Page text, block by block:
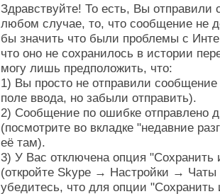
Здравствуйте! То есть, Вы отправили
любом случае, то, что сообщение не
бы значить что были проблемы с
что оно не сохранилось в истории
могу лишь предположить, что:
1) Вы просто не отправили
поле ввода, но забыли отправить).
2) Сообщение по ошибке отправлено
(посмотрите во вкладке "недавние
её там).
3) У Вас отключена опция "Сохранить
(откройте Skype → Настройки →
убедитесь, что для опции "Сохранить